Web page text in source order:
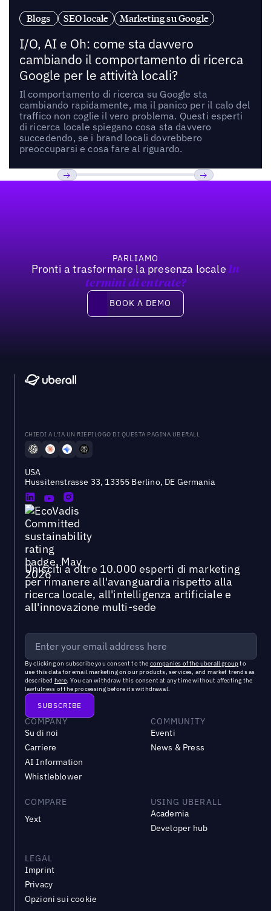
Blogs SEO locale Marketing su Google
I/O, AI e Oh: come sta davvero
cambiando il comportamento di ricerca
Google per le attività locali?
Il comportamento di ricerca su Google sta
cambiando rapidamente, ma il panico per il calo del
traffico non coglie il vero problema. Questi esperti
di ricerca locale spiegano cosa sta davvero
succedendo, se i brand locali dovrebbero
preoccuparsi e cosa fare al riguardo.
PARLIAMO
Pronti a trasformare la presenza locale In
termini di entrate?
Book a demo
BOOK A DEMO
CHIEDI A L'IA UN RIEPILOGO DI QUESTA PAGINA UBERALL
USA
Hussitenstrasse 33, 13355 Berlino, DE Germania
Unisciti a oltre 10.000 esperti di marketing
per rimanere all'avanguardia rispetto alla
ricerca locale, all'intelligenza artificiale e
all'innovazione multi-sede
By clicking on subscribe you consent to the companies of the uberall groupto
use this data for email marketing on our products, services, and market trends as
described here. You can withdraw this consent at any time without affecting the
lawfulness of the processing before its withdrawal.
COMPANY
Su di noi
Carriere
AI Information
Whistleblower
COMMUNITY
Eventi
News & Press
COMPARE
Yext
USING UBERALL
Academia
Developer hub
LEGAL
Imprint
Privacy
Opzioni sui cookie